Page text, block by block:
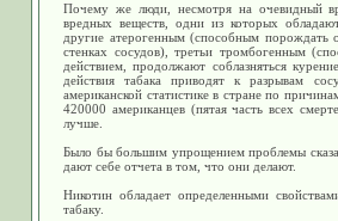
Почему же люди, несмотря на очевидный
вредных веществ, одни из которых
другие атерогенным (способным порождать
стенках сосудов), третьи тромбогенным
действием, продолжают соблазняться
действия табака приводят к разрывам
американской статистике в стране по
420000 американцев (пятая часть всех
лучше.
Было бы большим упрощением проблемы
дают себе отчета в том, что они делают.
Никотин обладает определенными
табаку.